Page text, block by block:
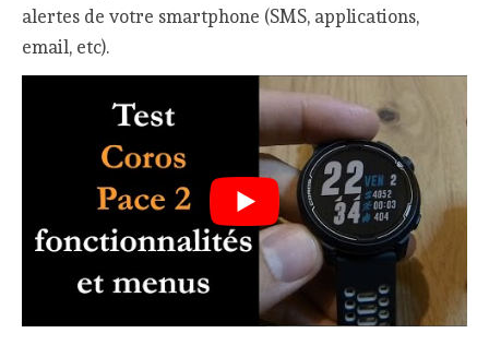
alertes de votre smartphone (SMS, applications,
email, etc).